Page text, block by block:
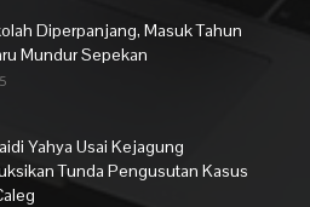
Diperpanjang, Masuk Tahun
Mundur Sepekan
Yahya Usai Kejagung
Tunda Pengusutan Kasus